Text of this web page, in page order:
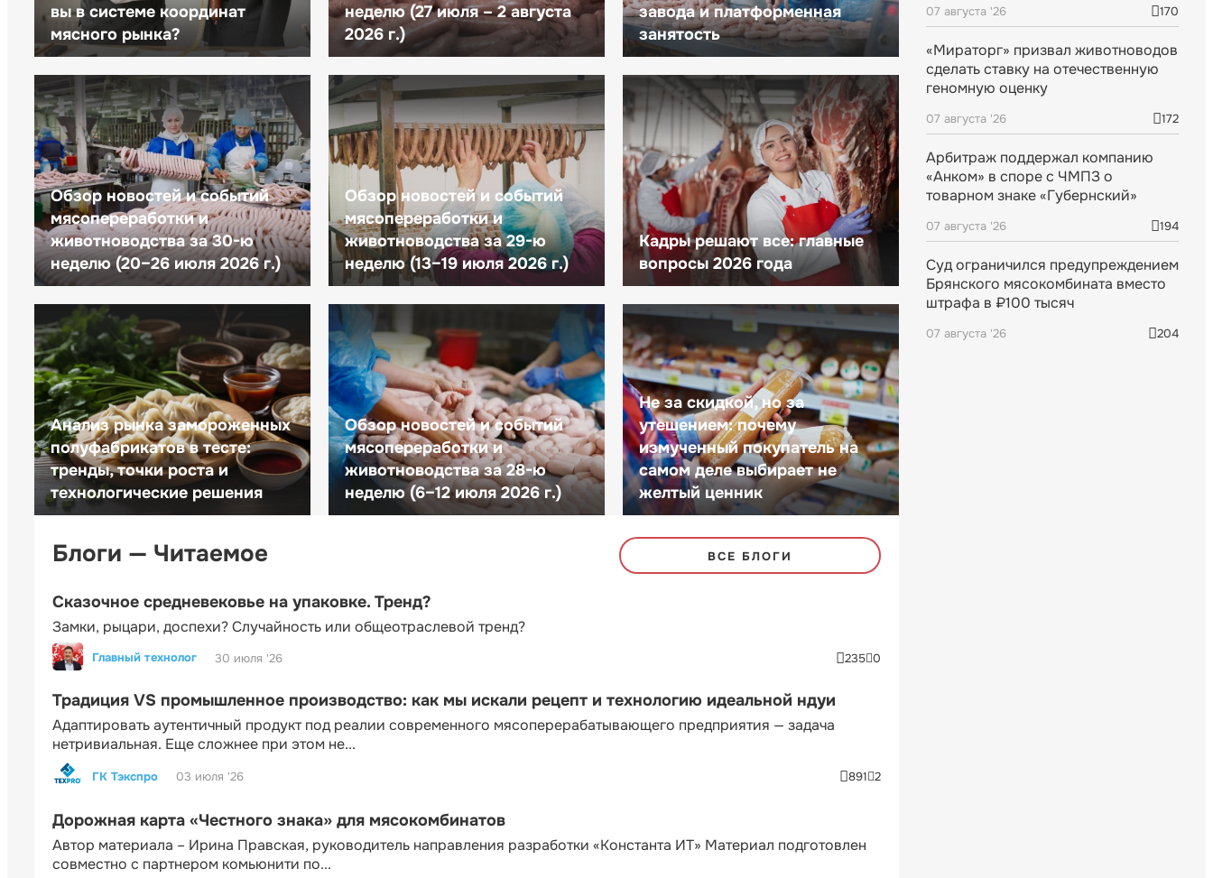
вы в системе координат
мясного рынка?
неделю (27 июля – 2 августа
2026 г.)
завода и платформенная
занятость
Обзор новостей и событий
мясопереработки и
животноводства за 30-ю
неделю (20–26 июля 2026 г.)
Обзор новостей и событий
мясопереработки и
животноводства за 29-ю
неделю (13–19 июля 2026 г.)
Кадры решают все: главные
вопросы 2026 года
Анализ рынка замороженных
полуфабрикатов в тесте:
тренды, точки роста и
технологические решения
Обзор новостей и событий
мясопереработки и
животноводства за 28-ю
неделю (6–12 июля 2026 г.)
Не за скидкой, но за
утешением: почему
измученный покупатель на
самом деле выбирает не
желтый ценник
Блоги — Читаемое ВСЕ БЛОГИ
Сказочное средневековье на упаковке. Тренд?
Замки, рыцари, доспехи? Случайность или общеотраслевой тренд?
Главный технолог 30 июля '26 235 0
Традиция VS промышленное производство: как мы искали рецепт и технологию идеальной ндуи
Адаптировать аутентичный продукт под реалии современного мясоперерабатывающего предприятия — задача
нетривиальная. Еще сложнее при этом не...
ГК Тэкспро 03 июля '26 891 2
Дорожная карта «Честного знака» для мясокомбинатов
Автор материала – Ирина Правская, руководитель направления разработки «Константа ИТ» Материал подготовлен
совместно с партнером комьюнити по...
07 августа '26 170
«Мираторг» призвал животноводов
сделать ставку на отечественную
геномную оценку
07 августа '26 172
Арбитраж поддержал компанию
«Анком» в споре с ЧМПЗ о
товарном знаке «Губернский»
07 августа '26 194
Суд ограничился предупреждением
Брянского мясокомбината вместо
штрафа в ₽100 тысяч
07 августа '26 204